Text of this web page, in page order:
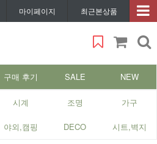
마이페이지 최근본상품
구매 후기 SALE NEW
시계 조명 가구
야외,캠핑 DECO 시트,벽지